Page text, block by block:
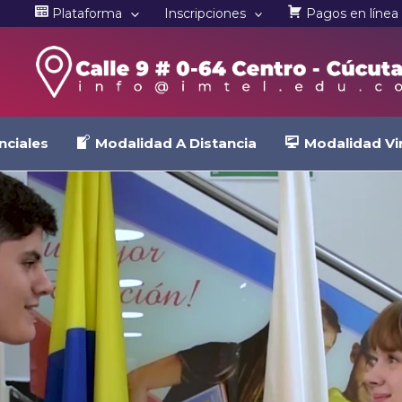
Plataforma Inscripciones Pagos en línea
Modalidad A Distancia Modalidad